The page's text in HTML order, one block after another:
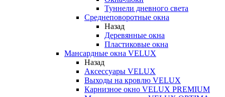
Туннели дневного света
Среднеповоротные окна
Назад
Деревянные окна
Пластиковые окна
Мансардные окна VELUX
Назад
Аксессуары VELUX
Выходы на кровлю VELUX
Карнизное окно VELUX PREMIUM